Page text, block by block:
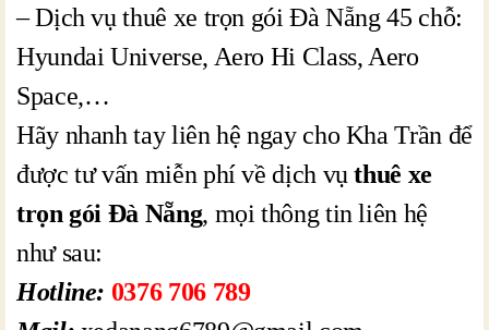
– Dịch vụ thuê xe trọn gói Đà Nẵng 45 chỗ:
Hyundai Universe, Aero Hi Class, Aero
Space,…
Hãy nhanh tay liên hệ ngay cho Kha Trần để
được tư vấn miễn phí về dịch vụthuê xe
trọn gói Đà Nẵng, mọi thông tin liên hệ
như sau:
Hotline: 0376 706 789